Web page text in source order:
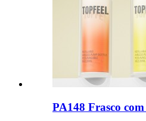
PA148 Frasco